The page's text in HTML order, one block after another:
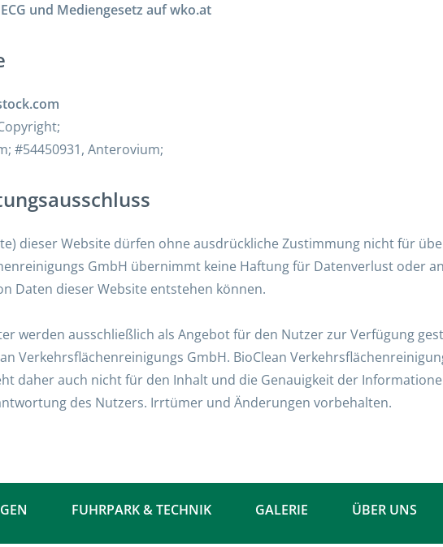
und Mediengesetz auf wko.at
#54450931, Anterovium;
dieser Website dürfen ohne ausdrückliche Zustimmung nicht für
GmbH übernimmt keine Haftung für Datenverlust oder
Daten dieser Website entstehen können.
werden ausschließlich als Angebot für den Nutzer zur Verfügung
Verkehrsflächenreinigungs GmbH. BioClean
daher auch nicht für den Inhalt und die Genauigkeit der
des Nutzers. Irrtümer und Änderungen vorbehalten.
FUHRPARK & TECHNIK GALERIE ÜBER UNS